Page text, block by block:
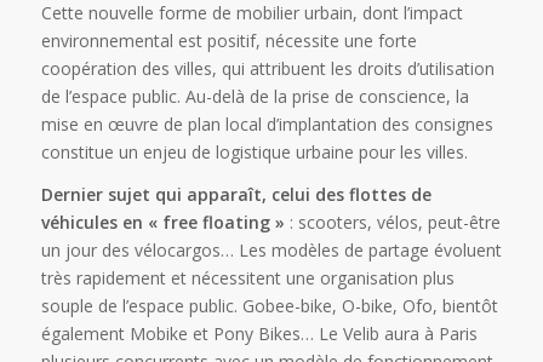
Cette nouvelle forme de mobilier urbain, dont l’impact
environnemental est positif, nécessite une forte
coopération des villes, qui attribuent les droits d’utilisation
de l’espace public. Au-delà de la prise de conscience, la
mise en œuvre de plan local d’implantation des consignes
constitue un enjeu de logistique urbaine pour les villes.
Dernier sujet qui apparaît, celui des flottes de
véhicules en « free floating » : scooters, vélos, peut-être
un jour des vélocargos… Les modèles de partage évoluent
très rapidement et nécessitent une organisation plus
souple de l’espace public. Gobee-bike, O-bike, Ofo, bientôt
également Mobike et Pony Bikes… Le Velib aura à Paris